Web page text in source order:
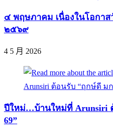
๔ พฤษภาคม เนื่องในโอกา
๒๕๖๙
4 5 月 2026
ปีใหม่…บ้านใหม่ที่ Arunsiri
69”